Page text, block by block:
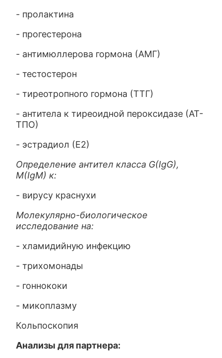
- пролактина
- прогестерона
- антимюллерова гормона (АМГ)
- тестостерон
- тиреотропного гормона (ТТГ)
- антитела к тиреоидной пероксидазе (АТ-
ТПО)
- эстрадиол (Е2)
Определение антител класса G(IgG),
M(IgM) к:
- вирусу краснухи
Молекулярно-биологическое
исследование на:
- хламидийную инфекцию
- трихомонады
- гоннококи
- микоплазму
Кольпоскопия
Анализы для партнера: